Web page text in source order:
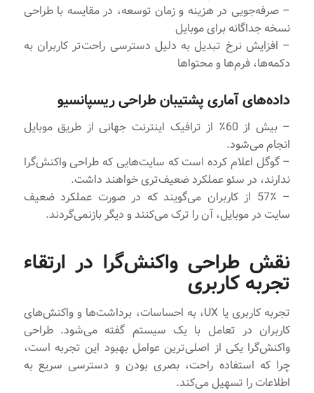
– صرفه‌جویی در هزینه و زمان توسعه، در مقایسه با طراحی
نسخه جداگانه برای موبایل
– افزایش نرخ تبدیل به دلیل دسترسی راحت‌تر کاربران به
دکمه‌ها، فرم‌ها و محتواها
داده‌های آماری پشتیبان طراحی ریسپانسیو
– بیش از 60٪ از ترافیک اینترنت جهانی از طریق موبایل
انجام می‌شود.
– گوگل اعلام کرده است که سایت‌هایی که طراحی واکنش‌گرا
ندارند، در سئو عملکرد ضعیف‌تری خواهند داشت.
– 57٪ از کاربران می‌گویند که در صورت عملکرد ضعیف
سایت در موبایل، آن را ترک می‌کنند و دیگر بازنمی‌گردند.
نقش طراحی واکنش‌گرا در ارتقاء
تجربه کاربری
تجربه کاربری یا UX، به احساسات، برداشت‌ها و واکنش‌های
کاربران در تعامل با یک سیستم گفته می‌شود. طراحی
واکنش‌گرا یکی از اصلی‌ترین عوامل بهبود این تجربه است،
چرا که استفاده راحت، بصری بودن و دسترسی سریع به
اطلاعات را تسهیل می‌کند.